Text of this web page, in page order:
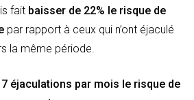
fait baisser de 22% le risque de
par rapport à ceux qui n’ont éjaculé
la même période.
éjaculations par mois le risque de